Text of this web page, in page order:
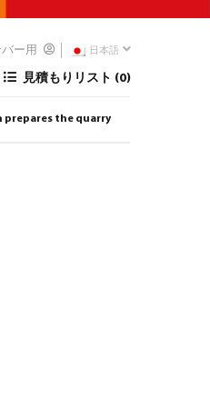
ー用 日本語
見積もりリスト (0)
prepares the quarry